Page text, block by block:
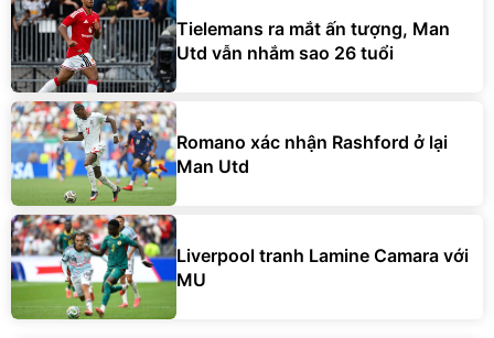
Tielemans ra mắt ấn tượng, Man
Utd vẫn nhắm sao 26 tuổi
Romano xác nhận Rashford ở lại
Man Utd
Liverpool tranh Lamine Camara với
MU